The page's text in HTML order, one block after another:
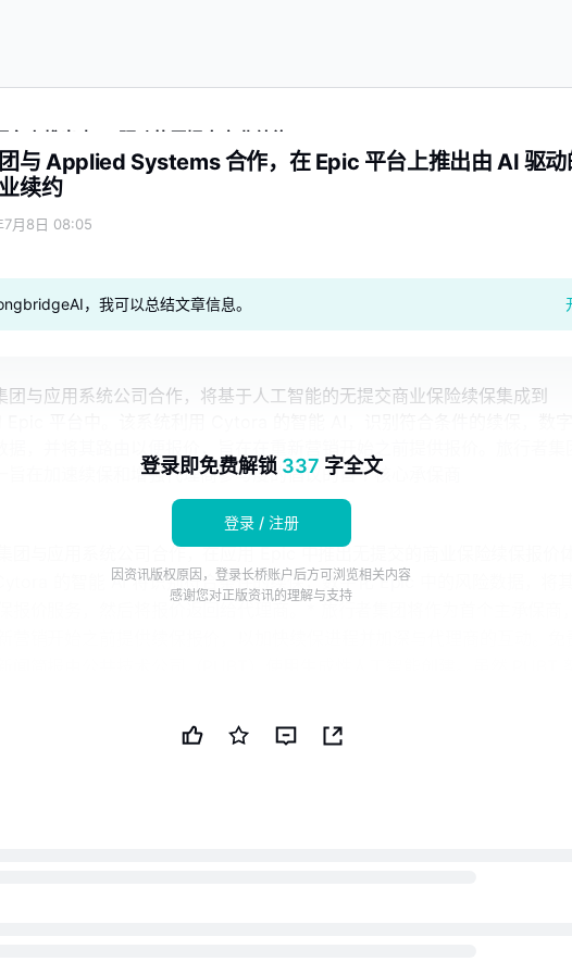
上推出由 AI 驱动的无提交商业续约
与 Applied Systems 合作，在 Epic 平台上推出由 AI 驱动
续约
7月8日 08:05
，我可以总结文章信息。
团与应用系统公司合作，将基于人工智能的无提交商业保险续保集成到
旨在加速续保和增强代理商参与度的倡议的首个核心承保商
集团与应用系统公司合作，在应用 Epic 中推出无提交的商业保险续保报价体
的智能 AI 将识别符合条件的续保，数字化 Epic 中的风险数据，将其
。旅行者集团于 2026 年 7 月 8 日发布了用于生成本新闻简报的原始内容，
包含的信息承担全部责任。© 版权 2026 - 公共技术公司（PUBT）原始文档
登录即免费解锁 337 字全文
登录 / 注册
因资讯版权原因，登录长桥账户后方可浏览相关内容
感谢您对正版资讯的理解与支持